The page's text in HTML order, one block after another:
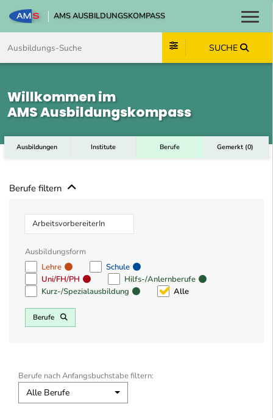
AMS AUSBILDUNGSKOMPASS
SUCHE
Willkommen im
AMS Ausbildungskompass
Ausbildungen Institute Berufe Gemerkt (0)
Berufe filtern
Beruf
Ausbildungsform
Lehre
Schule
Uni/FH/PH
Hilfs-/Anlernberufe
Kurz-/Spezialausbildung
Alle
Berufe
Berufe nach Anfangsbuchstabe filtern:
Alle Berufe